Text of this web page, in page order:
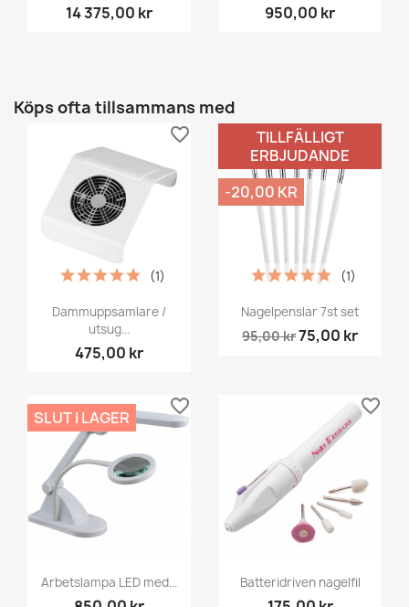
14 375,00 kr 950,00 kr
Köps ofta tillsammans med
Dammuppsamlare /
utsug...
475,00 kr
(1)
favorite_border
Nagelpenslar 7st set
95,00 kr75,00 kr
(1)
TILLFÄLLIGT
ERBJUDANDE
-20,00 KR
Arbetslampa LED med...
SLUT I LAGER
favorite_border
Batteridriven nagelfil
favorite_border